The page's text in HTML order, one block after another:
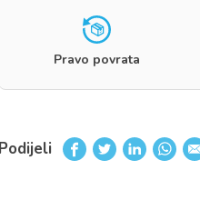
Pravo povrata
Podijeli